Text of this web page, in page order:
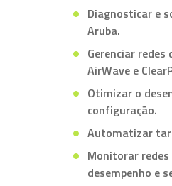
Diagnosticar e
Aruba.
Gerenciar
AirWave e
Otimizar o
configuração.
Automatizar
Monitorar
desempenho e